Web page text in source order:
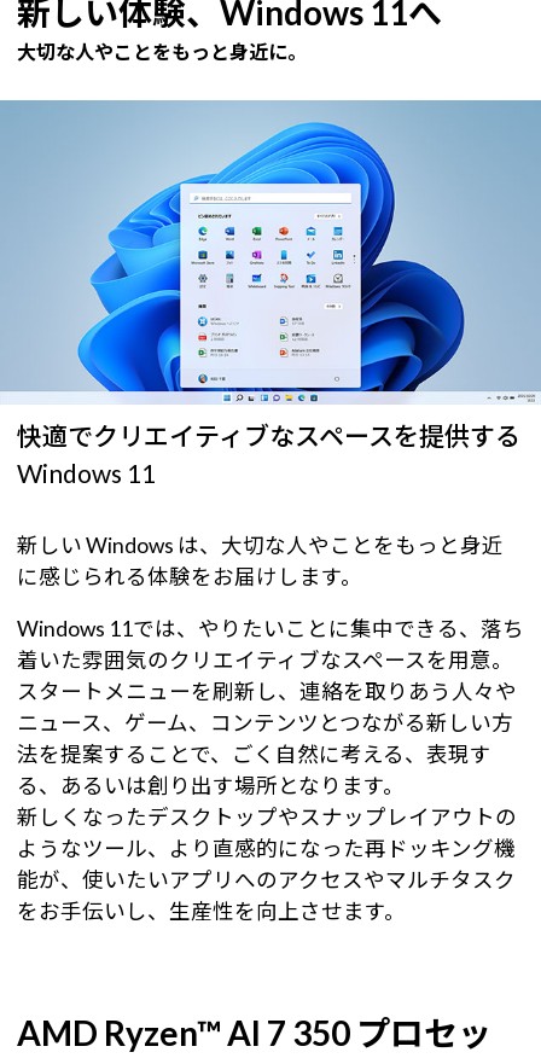
新しい体験、Windows 11へ
大切な人やことをもっと身近に。
快適でクリエイティブなスペースを提供する
Windows 11
新しい Windows は、大切な人やことをもっと身近
に感じられる体験をお届けします。
Windows 11では、やりたいことに集中できる、落ち
着いた雰囲気のクリエイティブなスペースを用意。
スタートメニューを刷新し、連絡を取りあう人々や
ニュース、ゲーム、コンテンツとつながる新しい方
法を提案することで、ごく自然に考える、表現す
る、あるいは創り出す場所となります。
新しくなったデスクトップやスナップレイアウトの
ようなツール、より直感的になった再ドッキング機
能が、使いたいアプリへのアクセスやマルチタスク
をお手伝いし、生産性を向上させます。
AMD Ryzen™ AI 7 350 プロセッ